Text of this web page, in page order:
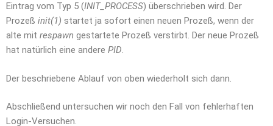
Eintrag vom Typ 5 (INIT_PROCESS) überschrieben wird. Der
Prozeß init(1) startet ja sofort einen neuen Prozeß, wenn der
alte mit respawn gestartete Prozeß verstirbt. Der neue Prozeß
hat natürlich eine andere PID.
Der beschriebene Ablauf von oben wiederholt sich dann.
Abschließend untersuchen wir noch den Fall von fehlerhaften
Login-Versuchen.